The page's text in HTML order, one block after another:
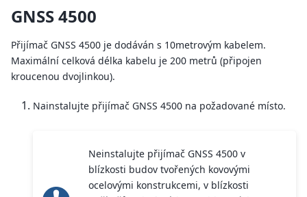
GNSS 4500
Přijímač GNSS 4500 je dodáván s 10metrovým kabelem.
Maximální celková délka kabelu je 200 metrů (připojen
kroucenou dvojlinkou).
Nainstalujte přijímač GNSS 4500 na požadované místo.
Neinstalujte přijímač GNSS 4500 v
blízkosti budov tvořených kovovými
ocelovými konstrukcemi, v blízkosti